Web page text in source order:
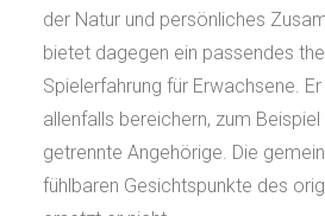
der Natur und persönliches
bietet dagegen ein passendes
Spielerfahrung für Erwachsene.
allenfalls bereichern, zum
getrennte Angehörige. Die
fühlbaren Gesichtspunkte des